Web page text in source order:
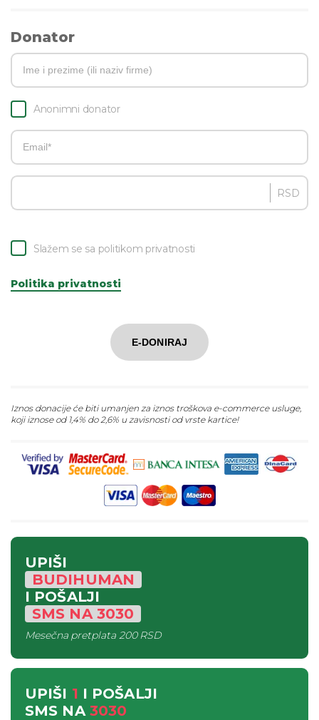
Donator
Anonimni donator
RSD
Slažem se sa politikom privatnosti
Politika privatnosti
E-DONIRAJ
Iznos donacije će biti umanjen za iznos troškova e-commerce usluge,
koji iznose od 1,4% do 2,6% u zavisnosti od vrste kartice!
UPIŠI
BUDIHUMAN
I POŠALJI
SMS NA3030
Mesečna pretplata200 RSD
UPIŠI 1 I POŠALJI
SMS NA 3030